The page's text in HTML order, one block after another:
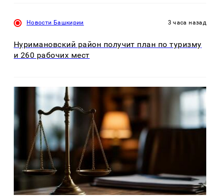
Новости Башкирии 3 часа назад
Нуримановский район получит план по туризму
и 260 рабочих мест